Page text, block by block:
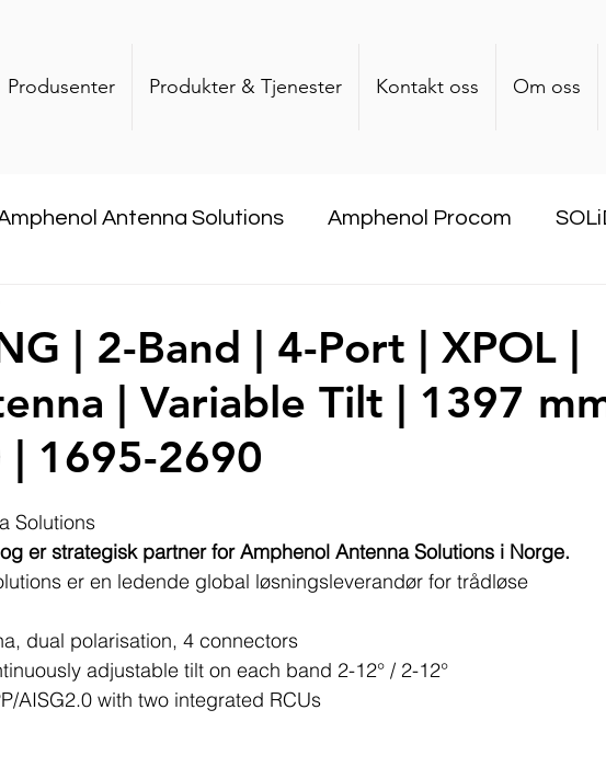
Produsenter Produkter & Tjenester Kontakt oss Om oss
Antenna Solutions Amphenol Procom
| 2-Band | 4-Port | XPOL |
| Variable Tilt | 1397
| 1695-2690
Solutions
er strategisk partner for Amphenol Antenna Solutions i Norge.​
er en ledende global løsningsleverandør for trådløse
dual polarisation, 4 connectors
adjustable tilt on each band 2-12° / 2-12°
AISG2.0 with two integrated RCUs